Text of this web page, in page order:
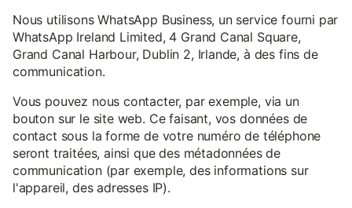
Nous utilisons WhatsApp Business, un service fourni par
WhatsApp Ireland Limited, 4 Grand Canal Square,
Grand Canal Harbour, Dublin 2, Irlande, à des fins de
communication.
Vous pouvez nous contacter, par exemple, via un
bouton sur le site web. Ce faisant, vos données de
contact sous la forme de votre numéro de téléphone
seront traitées, ainsi que des métadonnées de
communication (par exemple, des informations sur
l'appareil, des adresses IP).